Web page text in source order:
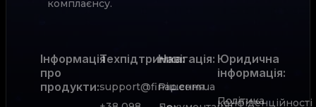
комплаєнсу.
Інформація
про
продукти:
Техпідтримка:
support@finap.com.ua
Рішення
Навігація: Юридична
інформація:
Політика
конфіденційності